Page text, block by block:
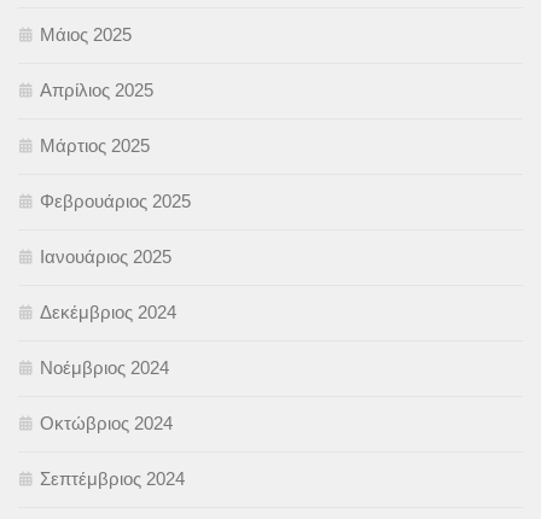
Μάιος 2025
Απρίλιος 2025
Μάρτιος 2025
Φεβρουάριος 2025
Ιανουάριος 2025
Δεκέμβριος 2024
Νοέμβριος 2024
Οκτώβριος 2024
Σεπτέμβριος 2024